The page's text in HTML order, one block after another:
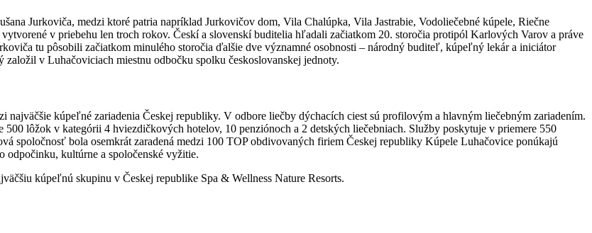
Jurkoviča, medzi ktoré patria napríklad Jurkovičov dom, Vila Chalúpka, Vila Jastrabie, Vodoliečebné kúpele, Riečne
v priebehu len troch rokov. Českí a slovenskí buditelia hľadali začiatkom 20. storočia protipól Karlových Varov a práve
tu pôsobili začiatkom minulého storočia ďalšie dve významné osobnosti – národný buditeľ, kúpeľný lekár a iniciátor
v Luhačoviciach miestnu odbočku spolku českoslovanskej jednoty.
kúpeľné zariadenia Českej republiky. V odbore liečby dýchacích ciest sú profilovým a hlavným liečebným zariadením.
lôžok v kategórii 4 hviezdičkových hotelov, 10 penziónoch a 2 detských liečebniach. Služby poskytuje v priemere 550
spoločnosť bola osemkrát zaradená medzi 100 TOP obdivovaných firiem Českej republiky Kúpele Luhačovice ponúkajú
odpočinku, kultúrne a spoločenské vyžitie.
kúpeľnú skupinu v Českej republike Spa & Wellness Nature Resorts.